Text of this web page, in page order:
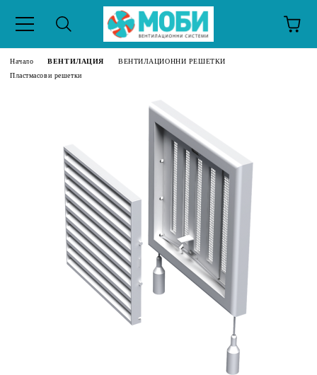
Начало ВЕНТИЛАЦИЯ
ВЕНТИЛАЦИОННИ РЕШЕТКИ
Пластмасови решетки